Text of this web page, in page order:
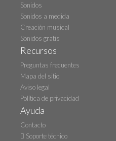
Sonidos
Sonidos a medida
Creación musical
Sonidos gratis
Recursos
Preguntas frecuentes
Mapa del sitio
Aviso legal
Política de privacidad
Ayuda
Contacto
Soporte técnico